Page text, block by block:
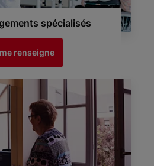
spécialisés
renseigne